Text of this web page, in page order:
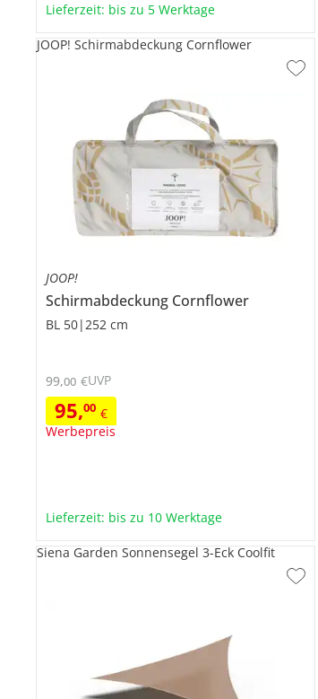
Lieferzeit: bis zu 5 Werktage
JOOP!
Schirmabdeckung Cornflower
BL 50|252 cm
95,00 €
Werbepreis
99,00 €UVP
JOOP! Schirmabdeckung Cornflower
Lieferzeit: bis zu 10 Werktage
Siena Garden Sonnensegel 3-Eck Coolfit